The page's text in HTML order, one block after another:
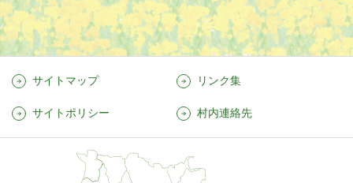
サイトマップ リンク集
サイトポリシー 村内連絡先